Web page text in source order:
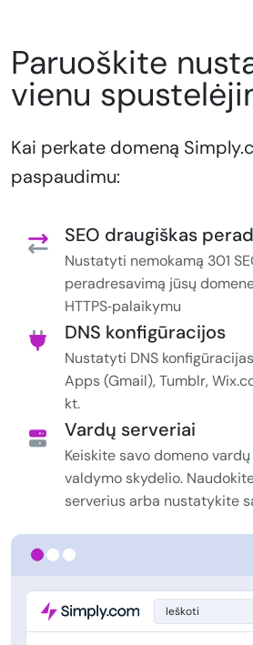
Ieškoti
Paruoškite
vienu
Kai perkate domeną
paspaudimu:
SEO draugiškas
Nustatyti nemokamą 301
peradresavimą jūsų
HTTPS‑palaikymu
DNS konfigūracijos
Nustatyti DNS
Apps (Gmail), Tumblr,
kt.
Vardų serveriai
Keiskite savo domeno
valdymo skydelio.
serverius arba nustatykite